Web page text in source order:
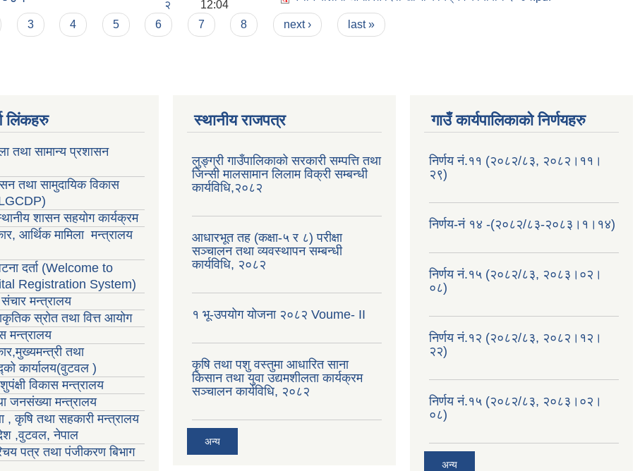
२
12:04
3 4 5 6 7 8 next › last »
लिंकहरु
तथा सामान्य प्रशासन
तथा सामुदायिक विकास
शासन सहयोग कार्यक्रम
आर्थिक मामिला मन्त्रालय
दर्ता (Welcome to
Registration System)
मन्त्रालय
स्रोत तथा वित्त आयोग
मन्त्रालय
तथा
कार्यालय(वुटवल )
विकास मन्त्रालय
जनसंख्या मन्त्रालय
, कृषि तथा सहकारी मन्त्रालय
,वुटवल, नेपाल
पत्र तथा पंजीकरण बिभाग
स्थानीय राजपत्र
लुङ्ग्री गाउँपालिकाको सरकारी सम्पत्ति तथा
जिन्सी मालसामान लिलाम विक्री सम्बन्धी
कार्यविधि,२०८२
आधारभूत तह (कक्षा-५ र ८) परीक्षा
सञ्चालन तथा व्यवस्थापन सम्बन्धी
कार्यविधि, २०८२
१ भू-उपयोग योजना २०८२ Voume- II
कृषि तथा पशु वस्तुमा आधारित साना
किसान तथा युवा उद्यमशीलता कार्यक्रम
सञ्चालन कार्यविधि, २०८२
अन्य
गाउँ कार्यपालिकाको निर्णयहरु
निर्णय नं.११ (२०८२/८३, २०८२।११।
२९)
निर्णय-नं १४ -(२०८२/८३-२०८३।१।१४)
निर्णय नं.१५ (२०८२/८३, २०८३।०२।
०८)
निर्णय नं.१२ (२०८२/८३, २०८२।१२।
२२)
निर्णय नं.१५ (२०८२/८३, २०८३।०२।
०८)
अन्य